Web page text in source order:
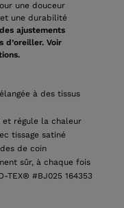
une douceur
une durabilité
ajustements
d’oreiller. Voir
à des tissus
et régule la chaleur
tissage satiné
de coin
sûr, à chaque fois
TEX® #BJ025 164353